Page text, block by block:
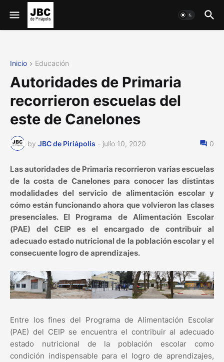
Inicio Educación
Autoridades de Primaria
recorrieron escuelas del
este de Canelones
by JBC de Piriápolis - julio 10, 2020 0
Las autoridades de Primaria recorrieron varias escuelas
de la costa de Canelones para conocer las distintas
modalidades del servicio de alimentación escolar y
cómo están funcionando ahora que volvieron las clases
presenciales. El Programa de Alimentación Escolar
(PAE) del CEIP es el encargado de contribuir al
adecuado estado nutricional de la población escolar y el
consecuente logro de aprendizajes.
Entre los fines del Programa de Alimentación Escolar
(PAE) del CEIP se encuentra el contribuir al adecuado
estado nutricional de la población escolar como
condición indispensable para el logro de aprendizajes,